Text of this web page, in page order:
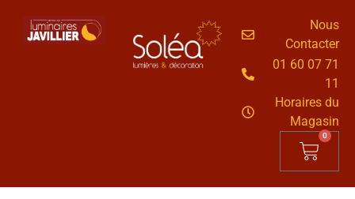
Nous
Contacter
01 60 07 71
11
Horaires du
Magasin
0